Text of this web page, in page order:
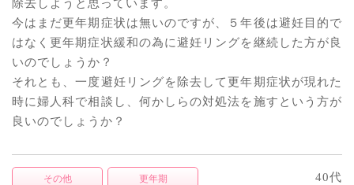
除去しようと思っています。
今はまだ更年期症状は無いのですが、５年後は避妊目的で
はなく更年期症状緩和の為に避妊リングを継続した方が良
いのでしょうか？
それとも、一度避妊リングを除去して更年期症状が現れた
時に婦人科で相談し、何かしらの対処法を施すという方が
良いのでしょうか？
その他 更年期 40代